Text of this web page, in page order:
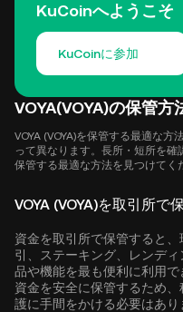
KuCoinへようこそ
KuCoinに参加
VOYA(VOYA)の保管方
VOYA (VOYA)を保管する最適な方
って異なります。長所・短所を確
保管する最適な方法を見つけてく
VOYA (VOYA)を取引所で
資金を取引所で保管すると
引、ステーキング、レンデ
品や機能を最も便利に利用
資金を安全に保管するため
護に手間をかける必要はあり